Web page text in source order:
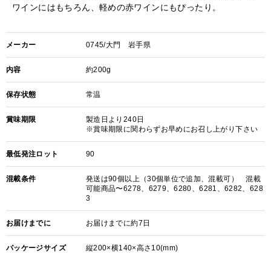
ワインにはもちろん、軽めの赤ワインにもぴったり。
メーカー 0745/大門 岩手県
内容 約200g
保存状態 常温
賞味期限
製造日より240日
※賞味期限に関わらずお早めにお召し上がり下さい
最低発注ロット 90
混載条件
発送は90個以上（30個単位で追加、混載可） 混載
可能商品〜6278、6279、6280、6281、6282、628
3
お届けまでに お届けまでに約7日
パッケージサイズ 縦200×横140×高さ10(mm)